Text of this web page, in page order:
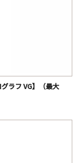
ル®】｜655
ージョンテスタ】
ンソメータ】｜
圧形）｜167
】｜193
ラフ VG】（最大